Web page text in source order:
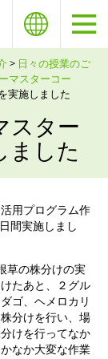
> 日々の授業のご
マスターコー
実施しました
スター
ました
用プログラム作
間実施しまし
草の株分けの実
たあと、２グル
ゴ、ヘメロカリ
分けを行い、場
けを行ってなか
なか大変な作業